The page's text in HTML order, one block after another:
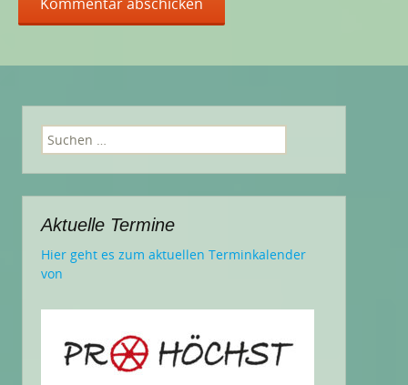
Suchen
nach:
Aktuelle Termine
Hier geht es zum aktuellen Terminkalender
von